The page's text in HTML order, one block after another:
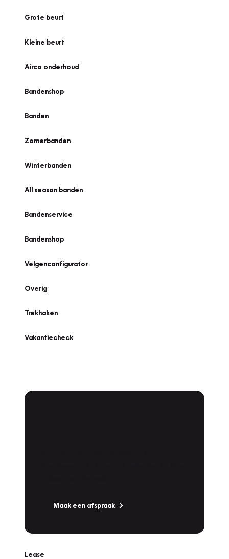
Grote beurt
Kleine beurt
Airco onderhoud
Bandenshop
Banden
Zomerbanden
Winterbanden
All season banden
Bandenservice
Bandenshop
Velgenconfigurator
Overig
Trekhaken
Vakantiecheck
Maak een afspraak
Lease